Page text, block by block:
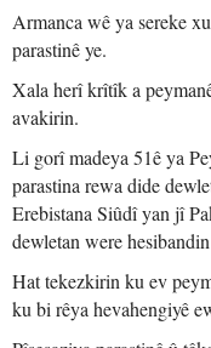
Armanca wê ya sereke
parastinê ye.
Xala herî krîtîk a
avakirin.
Li gorî madeya 51ê ya
parastina rewa dide
Erebistana Siûdî yan jî
dewletan were
Hat tekezkirin ku ev
ku bi rêya hevahengiyê